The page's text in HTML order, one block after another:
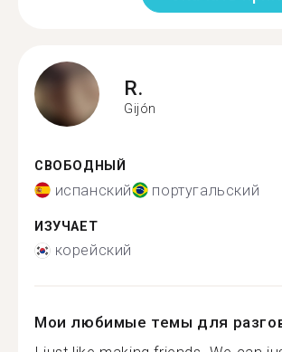
R.
Gijón
СВОБОДНЫЙ
испанский португальский
ИЗУЧАЕТ
корейский
Мои любимые темы для